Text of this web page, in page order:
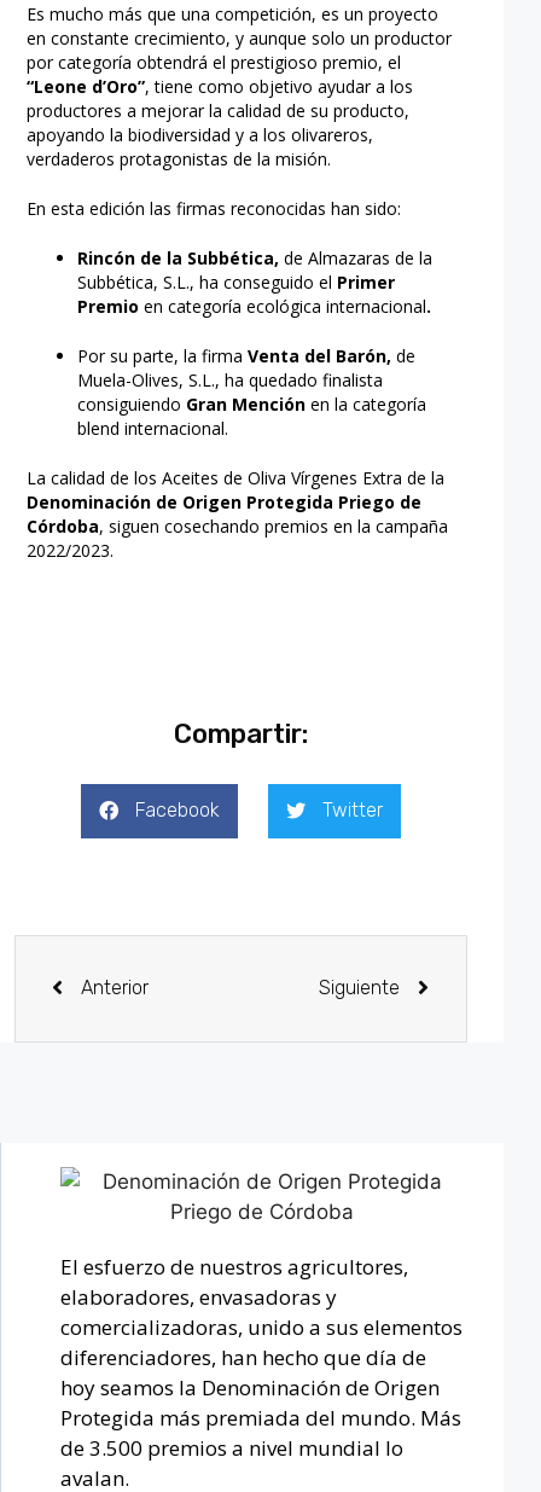
Es mucho más que una competición, es un proyecto
en constante crecimiento, y aunque solo un productor
por categoría obtendrá el prestigioso premio, el
“Leone d’Oro”, tiene como objetivo ayudar a los
productores a mejorar la calidad de su producto,
apoyando la biodiversidad y a los olivareros,
verdaderos protagonistas de la misión.
En esta edición las firmas reconocidas han sido:
Rincón de la Subbética,de Almazaras de la
Subbética, S.L., ha conseguido el Primer
Premio en categoría ecológica internacional.
Por su parte, la firma Venta del Barón, de
Muela-Olives, S.L., ha quedado finalista
consiguiendo Gran Menciónen la categoría
blend internacional.
La calidad de los Aceites de Oliva Vírgenes Extra de la
Denominación de Origen Protegida Priego de
Córdoba, siguen cosechando premios en la campaña
2022/2023.
Compartir:
Facebook Twitter
Anterior Siguiente
El esfuerzo de nuestros agricultores,
elaboradores, envasadoras y
comercializadoras, unido a sus elementos
diferenciadores, han hecho que día de
hoy seamos la Denominación de Origen
Protegida más premiada del mundo. Más
de 3.500 premios a nivel mundial lo
avalan.